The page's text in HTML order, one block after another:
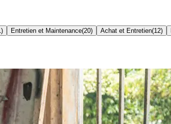
) Entretien et Maintenance(20) Achat et Entretien(12)